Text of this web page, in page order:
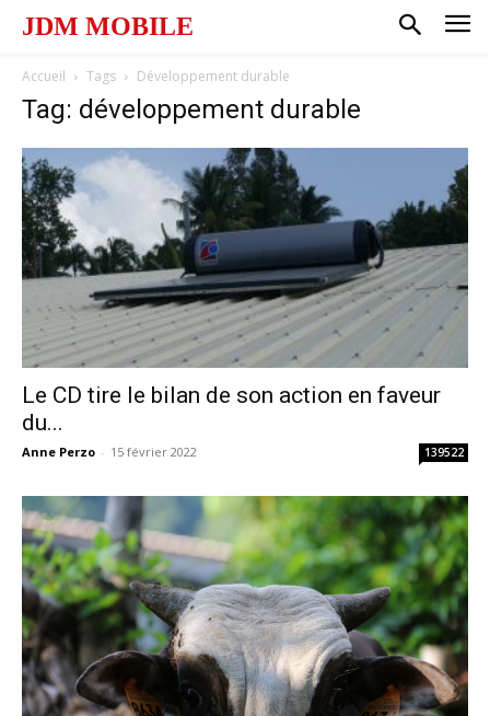
JDM MOBILE
Accueil Tags Développement durable
Tag: développement durable
Le CD tire le bilan de son action en faveur
du...
Anne Perzo - 15 février 2022 139522